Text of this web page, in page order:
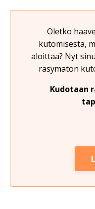
Oletko
kutomisesta,
aloittaa? Nyt
räsymaton
Kudotaan